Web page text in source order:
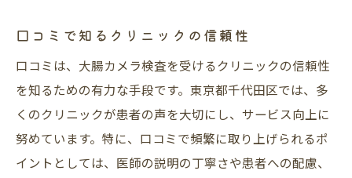
口コミで知るクリニックの信頼性
口コミは、大腸カメラ検査を受けるクリニックの信頼性
を知るための有力な手段です。東京都千代田区では、多
くのクリニックが患者の声を大切にし、サービス向上に
努めています。特に、口コミで頻繁に取り上げられるポ
イントとしては、医師の説明の丁寧さや患者への配慮、